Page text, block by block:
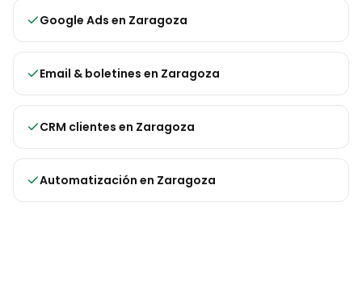
Google Ads en Zaragoza
Email & boletines en Zaragoza
CRM clientes en Zaragoza
Automatización en Zaragoza